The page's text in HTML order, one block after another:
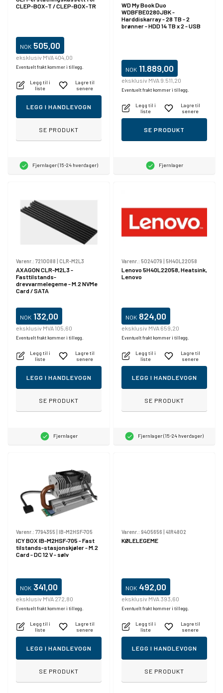
CLEP-BOX-T / CLEP-BOX-TR
NOK 505,00
eksklusiv MVA 404,00
Eventuelt frakt kommer i tillegg.
Legg til i
liste
Lagre til
senere
LEGG I HANDLEVOGN
SE PRODUKT
Fjernlager (15-24 hverdager)
WD My Book Duo
WDBFBE0280JBK -
Harddiskarray - 28 TB - 2
brønner - HDD 14 TB x 2 - USB
NOK 11.889,00
eksklusiv MVA 9.511,20
Eventuelt frakt kommer i tillegg.
Legg til i
liste
Lagre til
senere
SE PRODUKT
Fjernlager
Varenr.: 7210088 CLR-M2L3
AXAGON CLR-M2L3 -
Fasttilstands-
drevvarmelegeme - M.2 NVMe
Card / SATA
NOK 132,00
eksklusiv MVA 105,60
Eventuelt frakt kommer i tillegg.
Legg til i
liste
Lagre til
senere
LEGG I HANDLEVOGN
SE PRODUKT
Fjernlager
Varenr.: 5024079 5H40L22058
Lenovo 5H40L22058, Heatsink,
Lenovo
NOK 824,00
eksklusiv MVA 659,20
Eventuelt frakt kommer i tillegg.
Legg til i
liste
Lagre til
senere
LEGG I HANDLEVOGN
SE PRODUKT
Fjernlager (15-24 hverdager)
Varenr.: 7794355| IB-M2HSF-705
ICY BOX IB-M2HSF-705 - Fast
tilstands-stasjonskjøler - M.2
Card - DC 12 V - sølv
NOK 341,00
eksklusiv MVA 272,80
Eventuelt frakt kommer i tillegg.
Legg til i
liste
Lagre til
senere
LEGG I HANDLEVOGN
SE PRODUKT
Varenr.: 9405656 | 41R4802
KØLELEGEME
NOK 492,00
eksklusiv MVA 393,60
Eventuelt frakt kommer i tillegg.
Legg til i
liste
Lagre til
senere
LEGG I HANDLEVOGN
SE PRODUKT